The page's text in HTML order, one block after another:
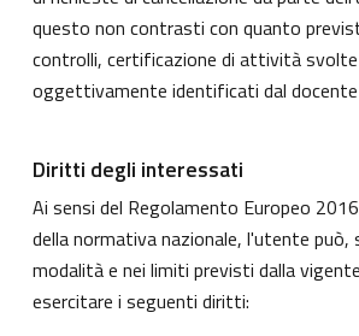
questo non contrasti con quanto
controlli, certificazione di attività
oggettivamente identificati dal
Diritti degli interessati
Ai sensi del Regolamento Europeo
della normativa nazionale, l'utente può,
modalità e nei limiti previsti dalla
esercitare i seguenti diritti: